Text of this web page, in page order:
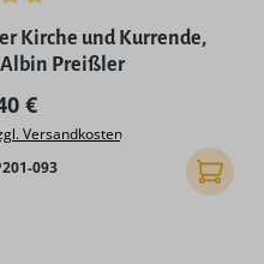
von 5 von 5 Sternen
Kirche und Kurrende,
Preißler
Preis:
€
Versandkosten
093 In den